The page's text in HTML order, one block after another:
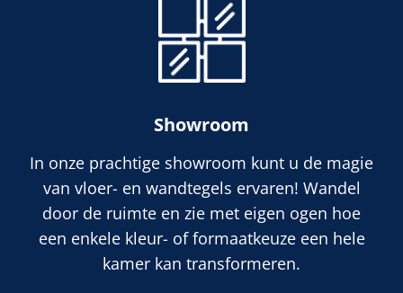
Showroom
In onze prachtige showroom kunt u de magie
van vloer- en wandtegels ervaren! Wandel
door de ruimte en zie met eigen ogen hoe
een enkele kleur- of formaatkeuze een hele
kamer kan transformeren.